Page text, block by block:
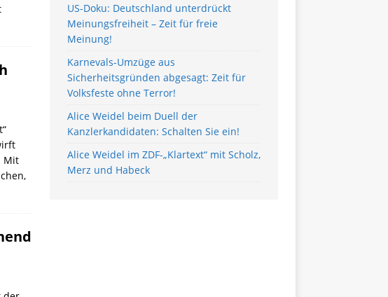
Mit
US-Doku: Deutschland unterdrückt
Meinungsfreiheit – Zeit für freie
Meinung!
Karnevals-Umzüge aus
Sicherheitsgründen abgesagt: Zeit für
Volksfeste ohne Terror!
Alice Weidel beim Duell der
Kanzlerkandidaten: Schalten Sie ein!
Alice Weidel im ZDF-„Klartext“ mit Scholz,
Merz und Habeck